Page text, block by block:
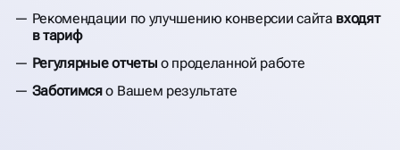
Рекомендации по улучшению конверсии сайта входят
в тариф
Регулярные отчеты о проделанной работе
Заботимсяо Вашем результате